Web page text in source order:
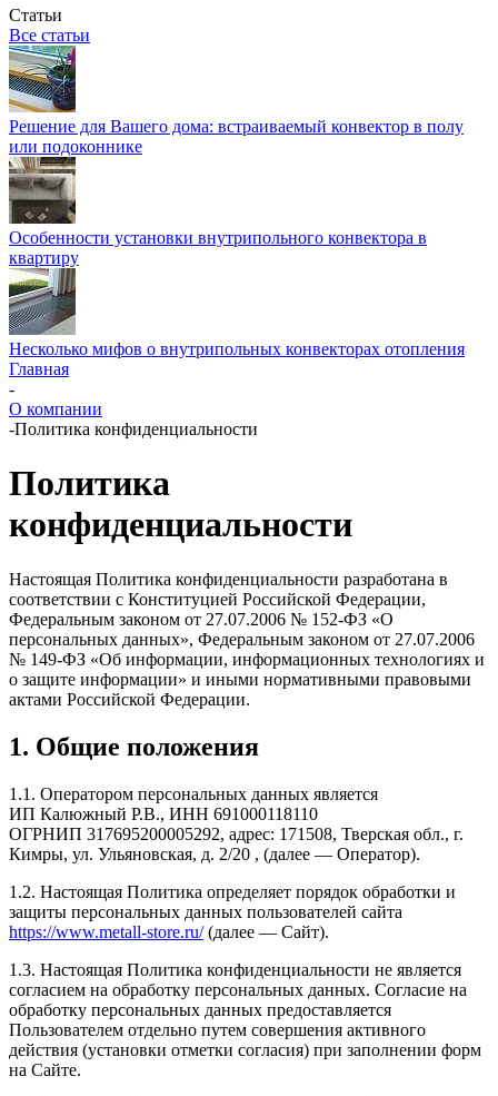
Статьи
Все статьи
Решение для Вашего дома: встраиваемый конвектор в полу
или подоконнике
Особенности установки внутрипольного конвектора в
квартиру
Несколько мифов о внутрипольных конвекторах отопления
Главная
-
О компании
-Политика конфиденциальности
Политика
конфиденциальности
Настоящая Политика конфиденциальности разработана в
соответствии с Конституцией Российской Федерации,
Федеральным законом от 27.07.2006 № 152-ФЗ «О
персональных данных», Федеральным законом от 27.07.2006
№ 149-ФЗ «Об информации, информационных технологиях и
о защите информации» и иными нормативными правовыми
актами Российской Федерации.
1. Общие положения
1.1. Оператором персональных данных является
ИП Калюжный Р.В., ИНН 691000118110
ОГРНИП 317695200005292, адрес: 171508, Тверская обл., г.
Кимры, ул. Ульяновская, д. 2/20 , (далее — Оператор).
1.2. Настоящая Политика определяет порядок обработки и
защиты персональных данных пользователей сайта
https://www.metall-store.ru/(далее — Сайт).
1.3. Настоящая Политика конфиденциальности не является
согласием на обработку персональных данных. Согласие на
обработку персональных данных предоставляется
Пользователем отдельно путем совершения активного
действия (установки отметки согласия) при заполнении форм
на Сайте.